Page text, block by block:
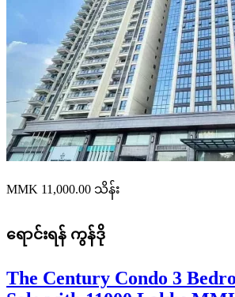
MMK 11,000.00 သိန်း
ရောင်းရန် ကွန်ဒို
The Century Condo 3